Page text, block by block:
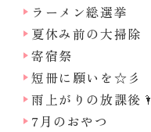
ラーメン総選挙
夏休み前の大掃除
寄宿祭
短冊に願いを☆彡
雨上がりの放課後🌂
7月のおやつ